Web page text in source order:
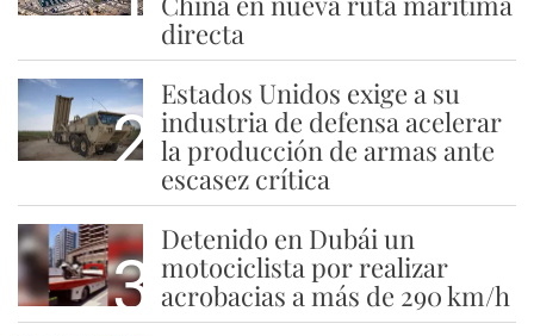
directa
2
Estados Unidos exige a su
industria de defensa acelerar
la producción de armas ante
escasez crítica
3
Detenido en Dubái un
motociclista por realizar
acrobacias a más de 290 km/h